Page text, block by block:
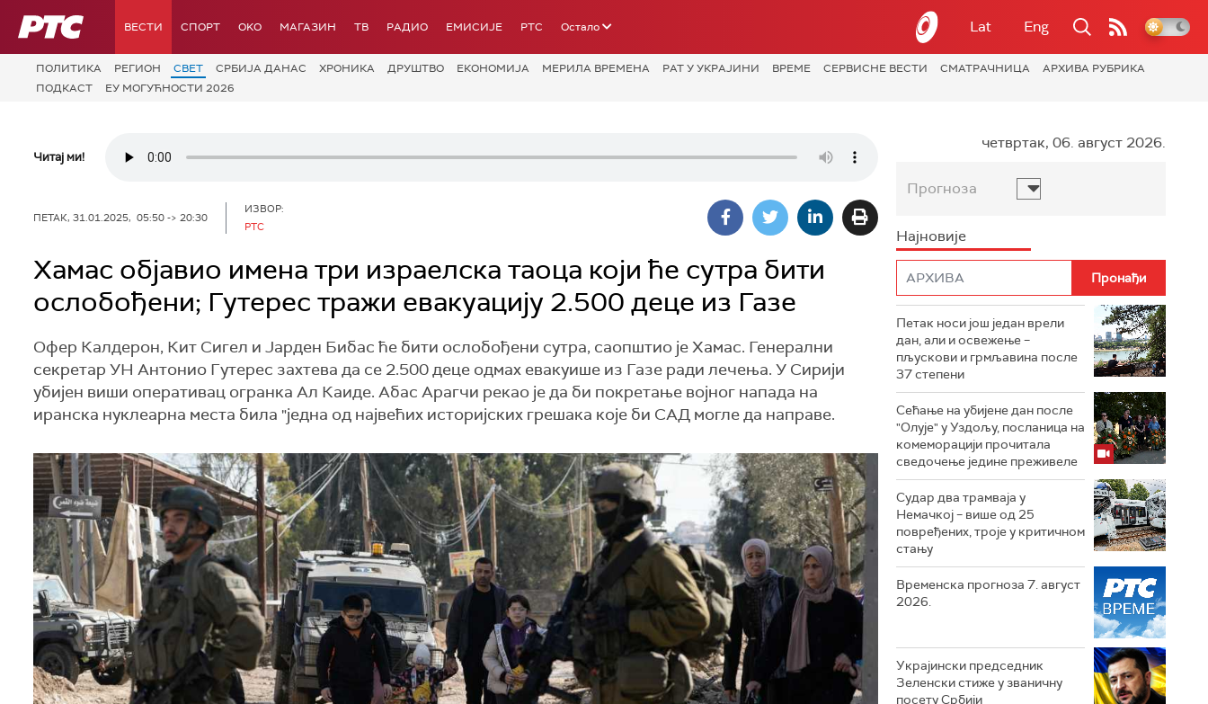
РТС ВЕСТИ СПОРТ OKO МАГАЗИН ТВ РАДИО ЕМИСИЈЕ РТС Остало Lat Eng
ПОЛИТИКА РЕГИОН СВЕТ СРБИЈА ДАНАС ХРОНИКА ДРУШТВО ЕКОНОМИЈА МЕРИЛА ВРЕМЕНА РАТ У УКРАЈИНИ ВРЕМЕ СЕРВИСНЕ ВЕСТИ СМАТРАЧНИЦА
АРХИВА РУБРИКА
ПОДКАСТ
ЕУ МОГУЋНОСТИ 2026
Читај ми!
ПЕТАК, 31.01.2025, 05:50 -> 20:30
ИЗВОР:
РТС
Хамас објавио имена три израелска таоца који ће сутра бити
ослобођени; Гутерес тражи евакуацију 2.500 деце из Газе
Офер Калдерон, Кит Сигел и Јарден Бибас ће бити ослобођени сутра, саопштио је Хамас. Генерални
секретар УН Антонио Гутерес захтева да се 2.500 деце одмах евакуише из Газе ради лечења. У Сирији
убијен виши оперативац огранка Ал Каиде. Абас Арагчи рекао је да би покретање војног напада на
иранска нуклеарна места била "једна од највећих историјских грешака које би САД могле да направе.
четвртак, 06. август 2026.
Прогноза
Најновије
Петак носи још један врели
дан, али и освежење –
пљускови и грмљавина после
37 степени
Сећање на убијене дан после
"Олује" у Уздољу, посланица на
комеморацији прочитала
сведочење једине преживеле
Судар два трамваја у
Немачкој – више од 25
повређених, троје у критичном
стању
Временска прогноза 7. август
2026.
Украјински председник
Зеленски стиже у званичну
посету Србији